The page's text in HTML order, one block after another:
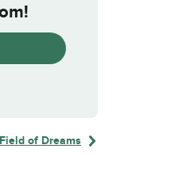
!
Field of Dreams